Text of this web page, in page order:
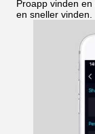
Proapp vinden
en sneller vinden.